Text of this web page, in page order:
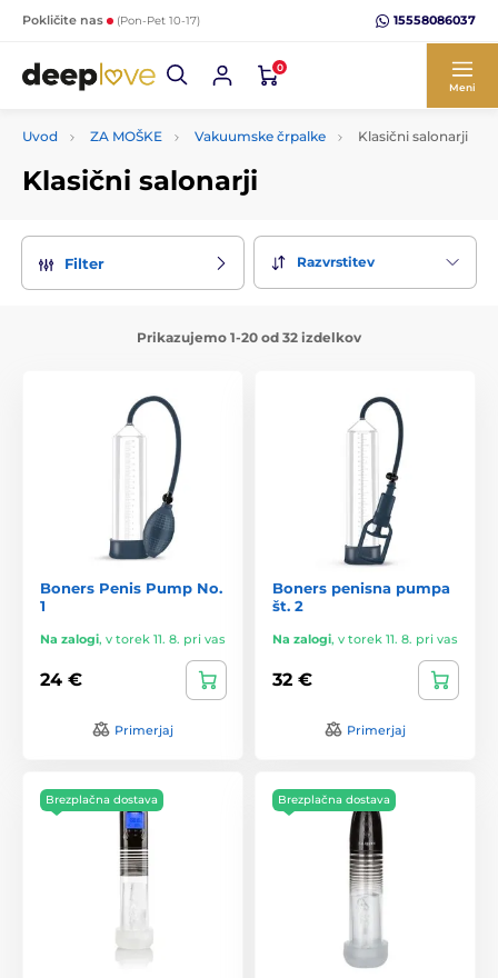
Pokličite nas (Pon-Pet 10-17) 15558086037
0
Meni
Uvod ZA MOŠKE Vakuumske črpalke Klasični salonarji
Klasični salonarji
Filter Razvrstitev
Prikazujemo 1-20 od 32 izdelkov
Boners Penis Pump No.
1
Na zalogi, v torek 11. 8. pri vas
24 €
Primerjaj
Boners penisna pumpa
št. 2
Na zalogi, v torek 11. 8. pri vas
32 €
Primerjaj
Brezplačna dostava Brezplačna dostava